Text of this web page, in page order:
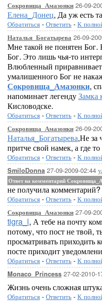
Сокровища_Амазонки 26-09-
Елена_Донец, Да уж есть
Обратиться - Ответить - К
Наталья_Богатырева 26-09-
Мне такой не понятен
Бог. Это лишь чья-то
Влюбленный
умалишенного Бог не
Сокровища_Амазонки,
напоминает легендуЗамка
Кисловодске.
Обратиться - Ответить - К
Сокровища_Амазонки 26-09-
Наталья_Богатырева,Не за
притче свой намек, а где
Обратиться - Ответить - К
SmiloDonna 27-09-2009-02:44
Ответ на комментарий
не получила комментарий?
Обратиться - Ответить - К
Сокровища_Амазонки 27-09-
tigra_l, А тебе на почту
потому, что пост не твой,
просматривать приходить
посте приходит
Обратиться - Ответить - К
Monaco_Princess 27-02-2010-
Жизнь очень сложная
Обратиться - Ответить - К